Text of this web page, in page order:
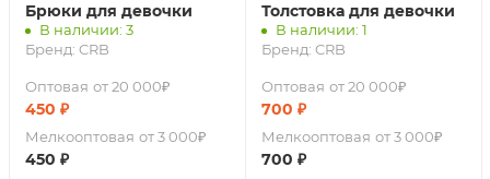
Брюки для девочки
В наличии: 3
Бренд: CRB
Оптовая от 20 000₽
450 ₽
Мелкооптовая от 3 000₽
450 ₽
Толстовка для девочки
В наличии: 1
Бренд: CRB
Оптовая от 20 000₽
700 ₽
Мелкооптовая от 3 000₽
700 ₽